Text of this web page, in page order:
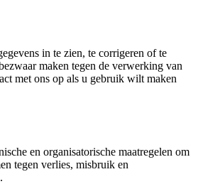
in te zien, te corrigeren of te
maken tegen de verwerking van
met ons op als u gebruik wilt maken
en organisatorische maatregelen om
tegen verlies, misbruik en